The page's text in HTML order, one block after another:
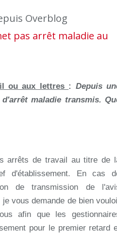
Overblog
ou aux lettres : Depuis
maladie transmis.
arrêts de travail au titre de
d'établissement. En cas
de transmission de
vous demande de bien
afin que les
pour le premier retard